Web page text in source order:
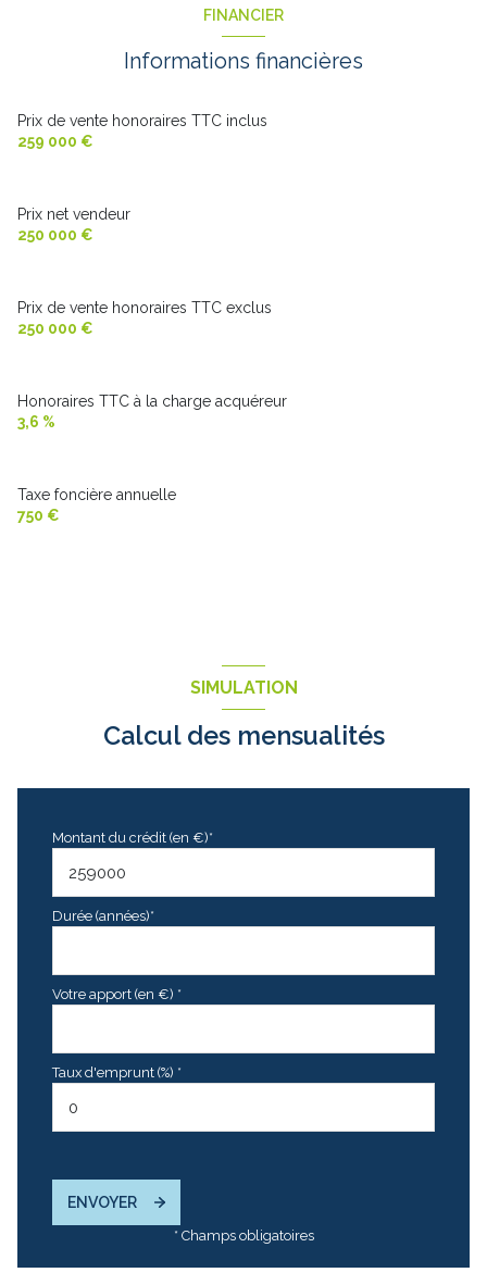
FINANCIER
Informations financières
Prix de vente honoraires TTC inclus
259 000 €
Prix net vendeur
250 000 €
Prix de vente honoraires TTC exclus
250 000 €
Honoraires TTC à la charge acquéreur
3,6 %
Taxe foncière annuelle
750 €
SIMULATION
Calcul des mensualités
Montant du crédit (en €)*
Durée (années)*
Votre apport (en €) *
Taux d'emprunt (%) *
ENVOYER
* Champs obligatoires